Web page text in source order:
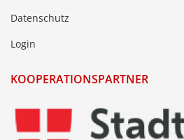
Datenschutz
Login
KOOPERATIONSPARTNER